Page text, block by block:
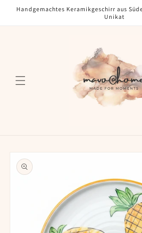
zum
Handgemachtes Keramikgeschirr aus
Unikat